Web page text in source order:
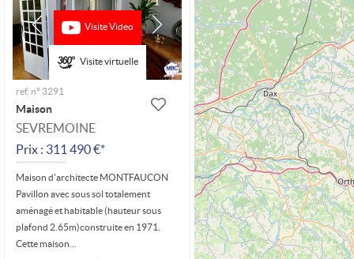
Visite Video
Visite virtuelle
ref. n° 3291
Maison
SEVREMOINE
Prix : 311 490 €*
Maison d'architecte MONTFAUCON
Pavillon avec sous sol totalement
aménagé et habitable (hauteur sous
plafond 2.65m)construite en 1971.
Cette maison...